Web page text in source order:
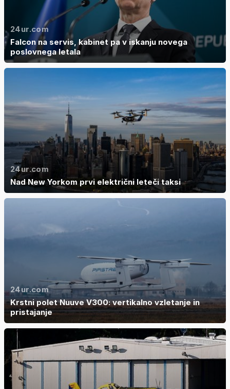
24ur.com
Falcon na servis, kabinet pa v iskanju novega
poslovnega letala
24ur.com
Nad New Yorkom prvi električni leteči taksi
24ur.com
Krstni polet Nuuve V300: vertikalno vzletanje in
pristajanje